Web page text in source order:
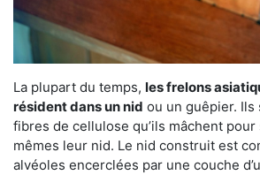
La plupart du temps, les frelons
résident dans un nid ou un guêpier. Ils
fibres de cellulose qu’ils mâchent
mêmes leur nid. Le nid construit est
alvéoles encerclées par une couche